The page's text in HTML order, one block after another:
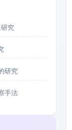
究
研究
手法